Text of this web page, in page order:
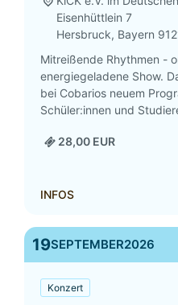
Eisenhüttlein 7
Hersbruck, Bayern
Mitreißende Rhythmen -
energiegeladene Show.
bei Cobarios neuem
Schüler:innen und
28,00 EUR
INFOS
19SEPTEMBER2026
Konzert